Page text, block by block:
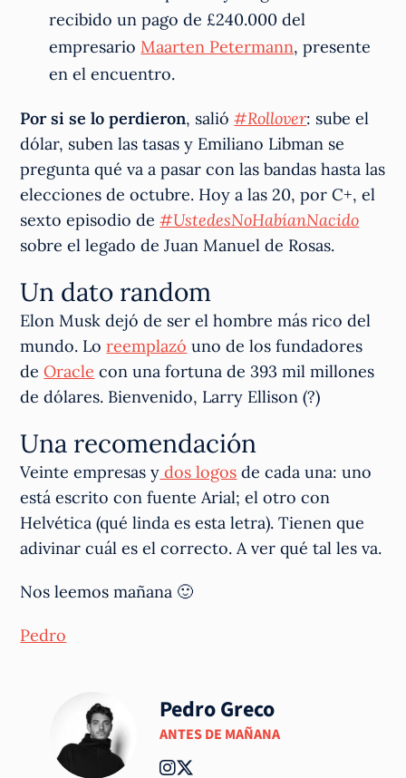
recibido un pago de £240.000 del
empresarioMaarten Petermann, presente
en el encuentro.
Por si se lo perdieron, salió#Rollover: sube el
dólar, suben las tasas y Emiliano Libman se
pregunta qué va a pasar con las bandas hasta las
elecciones de octubre. Hoy a las 20, por C+, el
sexto episodio de#UstedesNoHabíanNacido
sobre el legado de Juan Manuel de Rosas.
Un dato random
Elon Musk dejó de ser el hombre más rico del
mundo. Loreemplazó uno de los fundadores
deOracle con una fortuna de 393 mil millones
de dólares. Bienvenido, Larry Ellison (?)
Una recomendación
Veinte empresas y dos logos de cada una: uno
está escrito con fuente Arial; el otro con
Helvética (qué linda es esta letra). Tienen que
adivinar cuál es el correcto. A ver qué tal les va.
Nos leemos mañana 🙂
Pedro
Pedro Greco
ANTES DE MAÑANA